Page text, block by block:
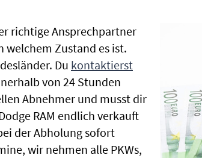
richtige Ansprechpartner
welchem Zustand es ist.
Du kontaktierst
von 24 Stunden
Abnehmer und musst dir
RAM endlich verkauft
der Abholung sofort
wir nehmen alle PKWs,